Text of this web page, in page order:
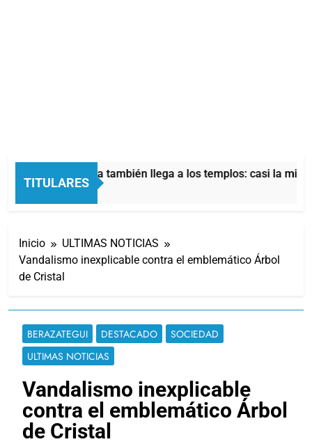
TITULARES
crisis económica también llega a los templos: casi la
Atrás
Inicio
ULTIMAS NOTICIAS
Vandalismo inexplicable contra el emblemático Árbol
de Cristal
BERAZATEGUI DESTACADO
SOCIEDAD
ULTIMAS NOTICIAS
Vandalismo inexplicable
contra el emblemático Árbol
de Cristal